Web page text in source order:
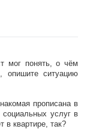
мог понять, о чём
опишите ситуацию
прописана в
услуг в
квартире, так?